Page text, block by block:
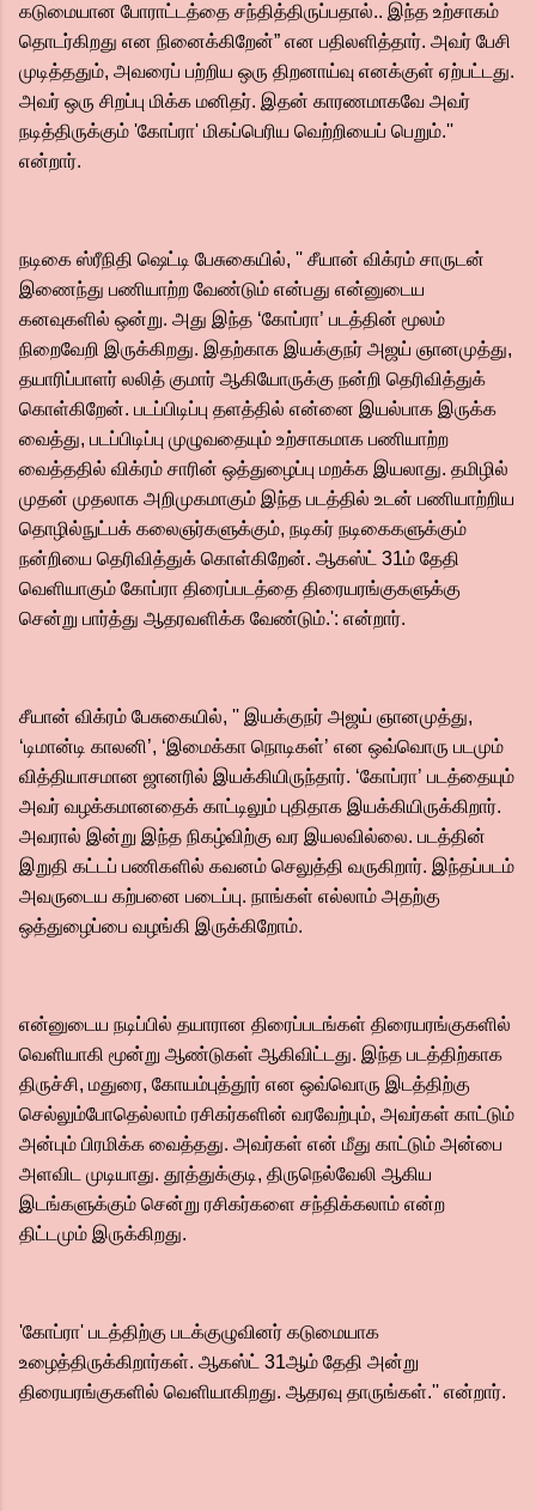
கடுமையான போராட்டத்தை சந்தித்திருப்பதால்.. இந்த உற்சாகம்
தொடர்கிறது என நினைக்கிறேன்” என பதிலளித்தார். அவர் பேசி
முடித்ததும், அவரைப் பற்றிய ஒரு திறனாய்வு எனக்குள் ஏற்பட்டது.
அவர் ஒரு சிறப்பு மிக்க மனிதர். இதன் காரணமாகவே அவர்
நடித்திருக்கும் 'கோப்ரா' மிகப்பெரிய வெற்றியைப் பெறும்.''
என்றார்.
நடிகை ஸ்ரீநிதி ஷெட்டி பேசுகையில், '' சீயான் விக்ரம் சாருடன்
இணைந்து பணியாற்ற வேண்டும் என்பது என்னுடைய
கனவுகளில் ஒன்று. அது இந்த ‘கோப்ரா’ படத்தின் மூலம்
நிறைவேறி இருக்கிறது. இதற்காக இயக்குநர் அஜய் ஞானமுத்து,
தயாரிப்பாளர் லலித் குமார் ஆகியோருக்கு நன்றி தெரிவித்துக்
கொள்கிறேன். படப்பிடிப்பு தளத்தில் என்னை இயல்பாக இருக்க
வைத்து, படப்பிடிப்பு முழுவதையும் உற்சாகமாக பணியாற்ற
வைத்ததில் விக்ரம் சாரின் ஒத்துழைப்பு மறக்க இயலாது. தமிழில்
முதன் முதலாக அறிமுகமாகும் இந்த படத்தில் உடன் பணியாற்றிய
தொழில்நுட்பக் கலைஞர்களுக்கும், நடிகர் நடிகைகளுக்கும்
நன்றியை தெரிவித்துக் கொள்கிறேன். ஆகஸ்ட் 31ம் தேதி
வெளியாகும் கோப்ரா திரைப்படத்தை திரையரங்குகளுக்கு
சென்று பார்த்து ஆதரவளிக்க வேண்டும்.': என்றார்.
சீயான் விக்ரம் பேசுகையில், '' இயக்குநர் அஜய் ஞானமுத்து,
‘டிமான்டி காலனி’, ‘இமைக்கா நொடிகள்’ என ஒவ்வொரு படமும்
வித்தியாசமான ஜானரில் இயக்கியிருந்தார். ‘கோப்ரா’ படத்தையும்
அவர் வழக்கமானதைக் காட்டிலும் புதிதாக இயக்கியிருக்கிறார்.
அவரால் இன்று இந்த நிகழ்விற்கு வர இயலவில்லை. படத்தின்
இறுதி கட்டப் பணிகளில் கவனம் செலுத்தி வருகிறார். இந்தப்படம்
அவருடைய கற்பனை படைப்பு. நாங்கள் எல்லாம் அதற்கு
ஒத்துழைப்பை வழங்கி இருக்கிறோம்.
என்னுடைய நடிப்பில் தயாரான திரைப்படங்கள் திரையரங்குகளில்
வெளியாகி மூன்று ஆண்டுகள் ஆகிவிட்டது. இந்த படத்திற்காக
திருச்சி, மதுரை, கோயம்புத்தூர் என ஒவ்வொரு இடத்திற்கு
செல்லும்போதெல்லாம் ரசிகர்களின் வரவேற்பும், அவர்கள் காட்டும்
அன்பும் பிரமிக்க வைத்தது. அவர்கள் என் மீது காட்டும் அன்பை
அளவிட முடியாது. தூத்துக்குடி, திருநெல்வேலி ஆகிய
இடங்களுக்கும் சென்று ரசிகர்களை சந்திக்கலாம் என்ற
திட்டமும் இருக்கிறது.
'கோப்ரா' படத்திற்கு படக்குழுவினர் கடுமையாக
உழைத்திருக்கிறார்கள். ஆகஸ்ட் 31ஆம் தேதி அன்று
திரையரங்குகளில் வெளியாகிறது. ஆதரவு தாருங்கள்.'' என்றார்.